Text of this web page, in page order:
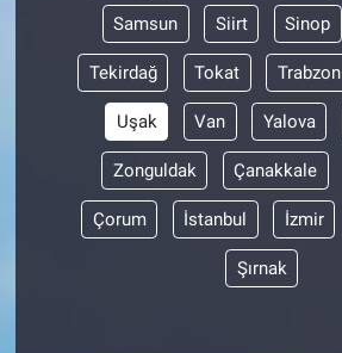
Samsun Siirt Sinop
Tekirdağ Tokat Trabzon
Uşak Van Yalova
Zonguldak Çanakkale
Çorum İstanbul İzmir
Şırnak